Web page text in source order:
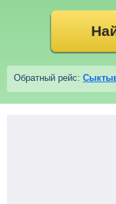
Обратный рейс: